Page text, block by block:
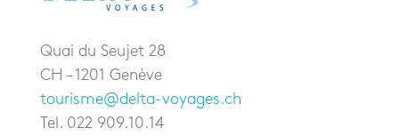
Quai du Seujet 28
CH – 1201 Genève
tourisme@delta-voyages.ch
Tel. 022 909.10.14